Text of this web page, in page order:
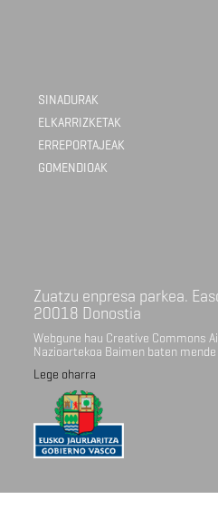
SINADURAK
ELKARRIZKETAK
ERREPORTAJEAK
GOMENDIOAK
Zuatzu enpresa parkea.
20018 Donostia
Webgune hau Creative Commons
Nazioartekoa Baimen baten mende
Lege oharra